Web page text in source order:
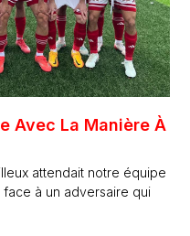
Avec La Manière À
attendait notre équipe
à un adversaire qui